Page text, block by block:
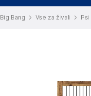
Big Bang Vse za živali Psi